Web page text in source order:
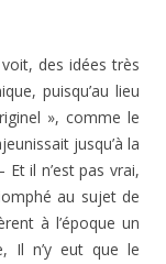
des idées très
puisqu’au lieu
», comme le
jusqu’à la
il n’est pas vrai,
au sujet de
à l’époque un
Il n’y eut que le